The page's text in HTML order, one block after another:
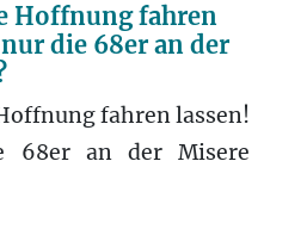
Hoffnung fahren
die 68er an der
fahren lassen!
68er an der Misere